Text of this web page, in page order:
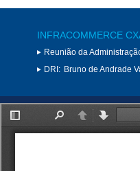
INFRACOMMERCE
Reunião da
DRI: Bruno de Andrade